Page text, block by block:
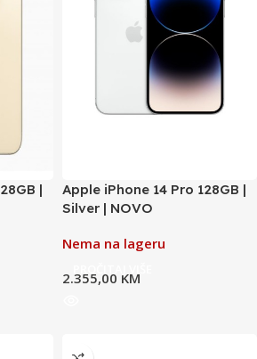
|
Apple iPhone 14 Pro 128GB |
Silver | NOVO
Nema na lageru
2.355,00 KM